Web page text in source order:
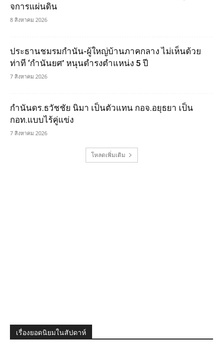
จการแผ่นดิน
8 สิงหาคม 2026
ประธานชมรมกำนัน-ผู้ใหญ่บ้านภาคกลาง ไม่เห็นด้วย
ท่าที ‘กำนันยศ’ หนุนดำรงตำแหน่ง 5 ปี
7 สิงหาคม 2026
กำนันดร.ธวัชชัย นิมา เป็นตัวแทน กอจ.อยุธยา เป็น
กอท.แบบไร้คู่แข่ง
7 สิงหาคม 2026
โหลดเพิ่มเติม
เรื่องยอดนิยมในสัปดาห์